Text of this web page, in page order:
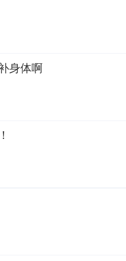
身体啊